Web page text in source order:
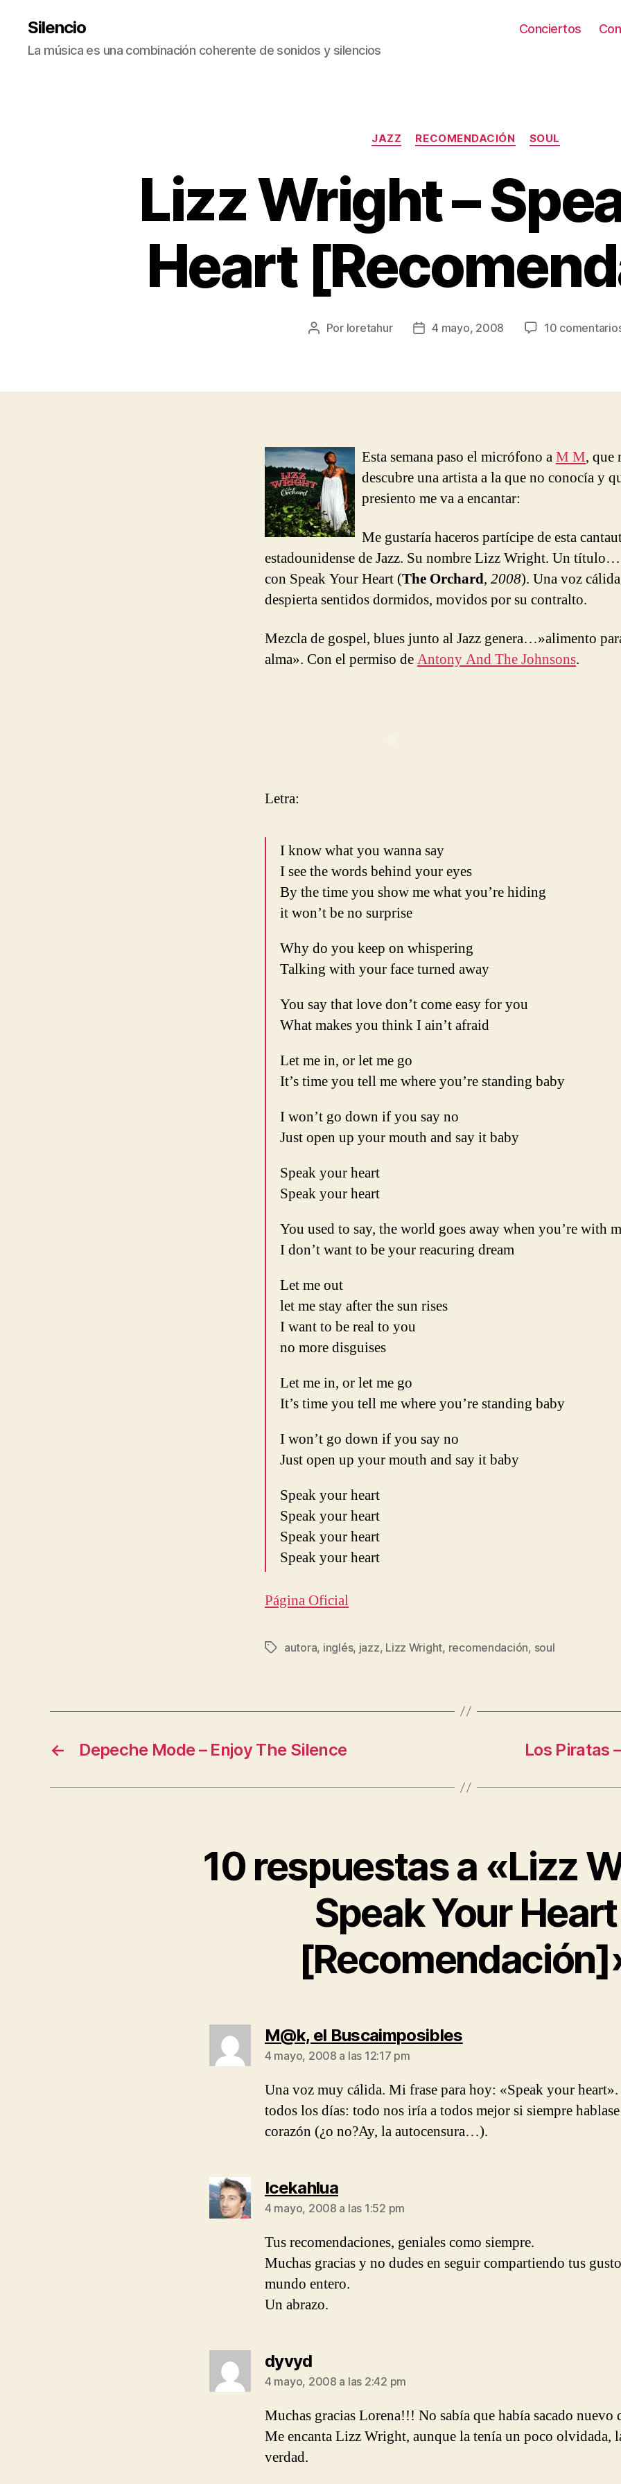
Silencio
La música es una combinación coherente de sonidos y silencios
Conciertos
Categorías
JAZZ RECOMENDACIÓN SOUL
Lizz Wright –
Heart
Autor
Por loretahur
Fecha
4 mayo, 2008 10
Esta semana paso el micrófono aM M, que
descubre una artista a la que no conocía y
presiento me va a encantar:
Me gustaría haceros partícipe de esta
estadounidense de Jazz. Su nombre Lizz Wright. Un
con Speak Your Heart (The Orchard, 2008). Una voz
despierta sentidos dormidos, movidos por su contralto.
Mezcla de gospel, blues junto al Jazz genera…»alimento
alma». Con el permiso deAntony And The Johnsons.
Letra:
I know what you wanna say
I see the words behind your eyes
By the time you show me what you’re hiding
it won’t be no surprise
Why do you keep on whispering
Talking with your face turned away
You say that love don’t come easy for you
What makes you think I ain’t afraid
Let me in, or let me go
It’s time you tell me where you’re standing baby
I won’t go down if you say no
Just open up your mouth and say it baby
Speak your heart
Speak your heart
You used to say, the world goes away when you’re with
I don’t want to be your reacuring dream
Let me out
let me stay after the sun rises
I want to be real to you
no more disguises
Let me in, or let me go
It’s time you tell me where you’re standing baby
I won’t go down if you say no
Just open up your mouth and say it baby
Speak your heart
Speak your heart
Speak your heart
Speak your heart
Página Oficial
Etiquetas
autora, inglés, jazz, Lizz Wright, recomendación, soul
← Depeche Mode – Enjoy The Silence Los Piratas
10 respuestas a «Lizz
Speak Your Heart
M@k, el Buscaimposiblesdice:
4 mayo, 2008 a las 12:17 pm
Una voz muy cálida. Mi frase para hoy: «Speak your heart».
todos los días: todo nos iría a todos mejor si siempre
corazón (¿o no?Ay, la autocensura…).
Icekahluadice:
4 mayo, 2008 a las 1:52 pm
Tus recomendaciones, geniales como siempre.
Muchas gracias y no dudes en seguir compartiendo tus
mundo entero.
Un abrazo.
dyvyddice:
4 mayo, 2008 a las 2:42 pm
Muchas gracias Lorena!!! No sabía que había sacado nuevo
Me encanta Lizz Wright, aunque la tenía un poco olvidada,
verdad.